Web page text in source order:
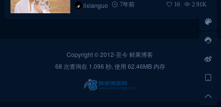
lixianguo 7年前 16 2.91K
Copyright © 2012-至今 鲜果博客
68 次查询在 1.096 秒, 使用 62.46MB 内存